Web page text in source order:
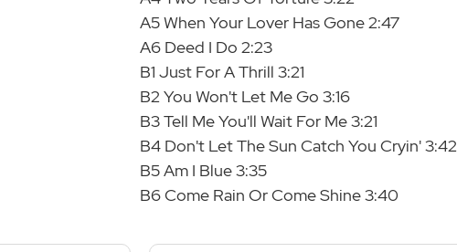
A5 When Your Lover Has Gone 2:47
A6 Deed I Do 2:23
B1 Just For A Thrill 3:21
B2 You Won't Let Me Go 3:16
B3 Tell Me You'll Wait For Me 3:21
B4 Don't Let The Sun Catch You Cryin' 3:42
B5 Am I Blue 3:35
B6 Come Rain Or Come Shine 3:40